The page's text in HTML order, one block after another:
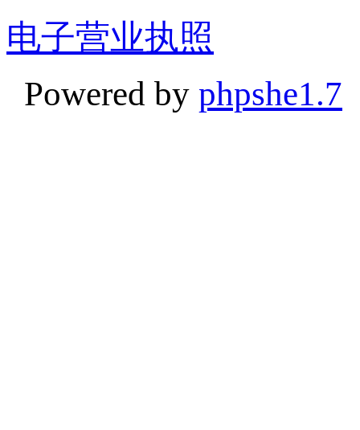
电子营业执照
Powered by phpshe1.7